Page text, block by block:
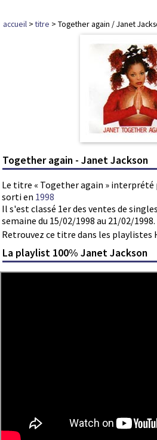
accueil >titre > Together again / Janet
Together again - Janet Jackson
Le titre « Together again » interprété
sorti en 1998
Il s'est classé 1er des ventes de
semaine du 15/02/1998 au 21/02/1998.
Retrouvez ce titre dans les playlistes
La playlist 100% Janet Jackson